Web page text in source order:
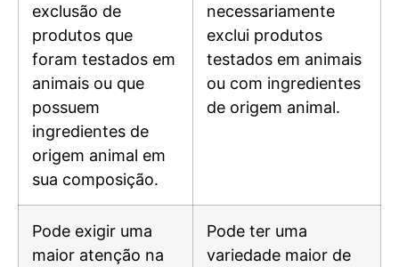
exclusão de
produtos que
foram testados em
animais ou que
possuem
ingredientes de
origem animal em
sua composição.
necessariamente
exclui produtos
testados em animais
ou com ingredientes
de origem animal.
Pode exigir uma
maior atenção na
Pode ter uma
variedade maior de